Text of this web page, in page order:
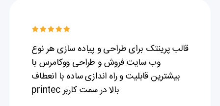
قالب پرینتک برای طراحی و پیاده سازی هر نوع
وب سایت فروش و طراحی ووکامرس با
بیشترین قابلیت و راه اندازی ساده با انعطاف
بالا در سمت کاربر printec